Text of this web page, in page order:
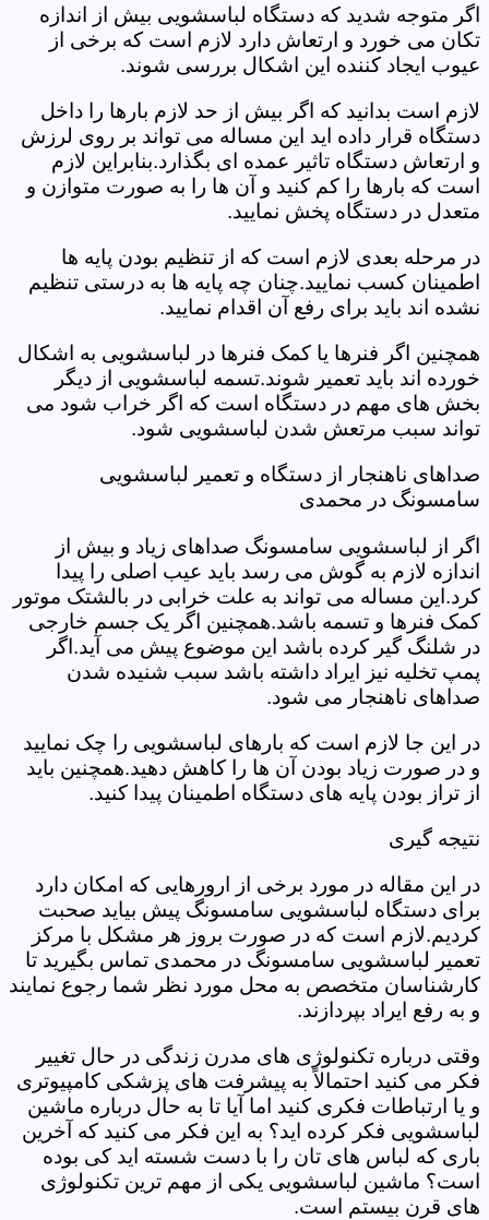
اگر متوجه شدید که دستگاه لباسشویی بیش از اندازه
تکان می خورد و ارتعاش دارد لازم است که برخی از
عیوب ایجاد کننده این اشکال بررسی شوند.
لازم است بدانید که اگر بیش از حد لازم بارها را داخل
دستگاه قرار داده اید این مساله می تواند بر روی لرزش
و ارتعاش دستگاه تاثیر عمده ای بگذارد.بنابراین لازم
است که بارها را کم کنید و آن ها را به صورت متوازن و
متعدل در دستگاه پخش نمایید.
در مرحله بعدی لازم است که از تنظیم بودن پایه ها
اطمینان کسب نمایید.چنان چه پایه ها به درستی تنظیم
نشده اند باید برای رفع آن اقدام نمایید.
همچنین اگر فنرها یا کمک فنرها در لباسشویی به اشکال
خورده اند باید تعمیر شوند.تسمه لباسشویی از دیگر
بخش های مهم در دستگاه است که اگر خراب شود می
تواند سبب مرتعش شدن لباسشویی شود.
صداهای ناهنجار از دستگاه و تعمیر لباسشویی
سامسونگ در محمدی
اگر از لباسشویی سامسونگ صداهای زیاد و بیش از
اندازه لازم به گوش می رسد باید عیب اصلی را پیدا
کرد.این مساله می تواند به علت خرابی در بالشتک موتور
کمک فنرها و تسمه باشد.همچنین اگر یک جسم خارجی
در شلنگ گیر کرده باشد این موضوع پیش می آید.اگر
پمپ تخلیه نیز ایراد داشته باشد سبب شنیده شدن
صداهای ناهنجار می شود.
در این جا لازم است که بارهای لباسشویی را چک نمایید
و در صورت زیاد بودن آن ها را کاهش دهید.همچنین باید
از تراز بودن پایه های دستگاه اطمینان پیدا کنید.
نتیجه گیری
در این مقاله در مورد برخی از ارورهایی که امکان دارد
برای دستگاه لباسشویی سامسونگ پیش بیاید صحبت
کردیم.لازم است که در صورت بروز هر مشکل با مرکز
تعمیر لباسشویی سامسونگ در محمدی تماس بگیرید تا
کارشناسان متخصص به محل مورد نظر شما رجوع نمایند
و به رفع ایراد بپردازند.
وقتی درباره تکنولوژی های مدرن زندگی در حال تغییر
فکر می کنید احتمالاً به پیشرفت های پزشکی کامپیوتری
و یا ارتباطات فکری کنید اما آیا تا به حال درباره ماشین
لباسشویی فکر کرده اید؟ به این فکر می کنید که آخرین
باری که لباس های تان را با دست شسته اید کی بوده
است؟ ماشین لباسشویی یکی از مهم ترین تکنولوژی
های قرن بیستم است.